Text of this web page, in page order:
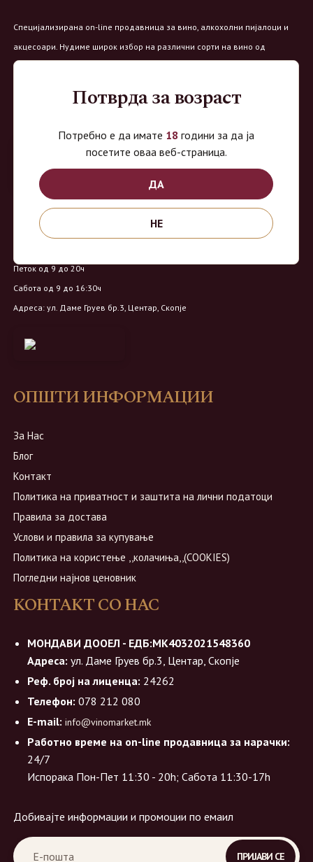
Специјализирана on-line продавница за вино, алкохолни пијалоци и
акцесоари. Нудиме широк избор на различни сорти на вино од
домашните винарии, со избор на преку 8 винарии и 150 различни
Продавница на Вино Маркет:
Работно време:
Петок од 9 до 20ч
Сабота од 9 до 16:30ч
Адреса: ул. Даме Груев бр.3, Центар, Скопје
ОПШТИ ИНФОРМАЦИИ
За Нас
Блог
Контакт
Политика на приватност и заштита на лични податоци
Правила за достава
Услови и правила за купување
Политика на користење ,,колачиња,,(COOKIES)
Погледни најнов ценовник
КОНТАКТ СО НАС
МОНДАВИ ДООЕЛ - ЕДБ:МК4032021548360
Адреса: ул. Даме Груев бр.3, Центар, Скопје
Реф. број на лиценца: 24262
Телефон: 078 212 080
E-mail: info@vinomarket.mk
Работно време на on-line продавница за нарачки:
24/7
Испорака Пон-Пет 11:30 - 20h; Сабота 11:30-17h
Добивајте информации и промоции по емаил
Потврда за возраст
Потребно е да имате 18 години за да ја
посетите оваа веб-страница.
ДА
НЕ